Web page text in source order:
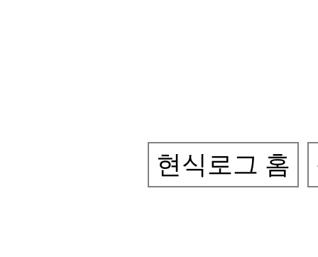
현식로그 홈